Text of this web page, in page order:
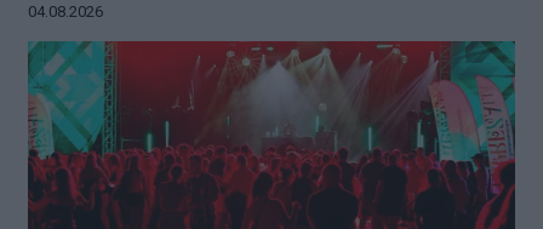
Data dodania galerii:
04.08.2026